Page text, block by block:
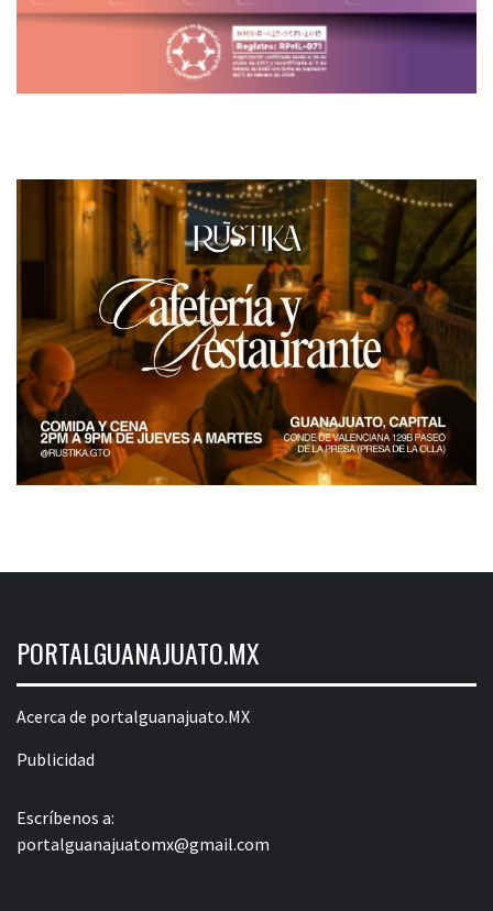
PORTALGUANAJUATO.MX
Acerca de portalguanajuato.MX
Publicidad
Escríbenos a:
portalguanajuatomx@gmail.com